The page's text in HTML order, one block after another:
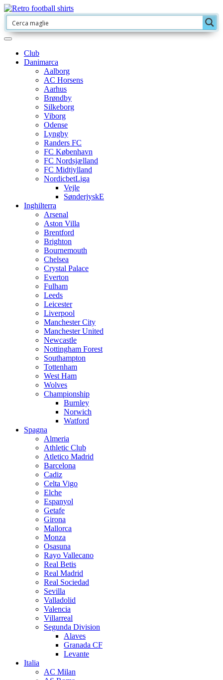
Club
Danimarca
Aalborg
AC Horsens
Aarhus
Brøndby
Silkeborg
Viborg
Odense
Lyngby
Randers FC
FC København
FC Nordsjælland
FC Midtjylland
NordicbetLiga
Vejle
SønderjyskE
Inghilterra
Arsenal
Aston Villa
Brentford
Brighton
Bournemouth
Chelsea
Crystal Palace
Everton
Fulham
Leeds
Leicester
Liverpool
Manchester City
Manchester United
Newcastle
Nottingham Forest
Southampton
Tottenham
West Ham
Wolves
Championship
Burnley
Norwich
Watford
Spagna
Almeria
Athletic Club
Atletico Madrid
Barcelona
Cadiz
Celta Vigo
Elche
Espanyol
Getafe
Girona
Mallorca
Monza
Osasuna
Rayo Vallecano
Real Betis
Real Madrid
Real Sociedad
Sevilla
Valladolid
Valencia
Villarreal
Segunda Division
Alaves
Granada CF
Levante
Italia
AC Milan